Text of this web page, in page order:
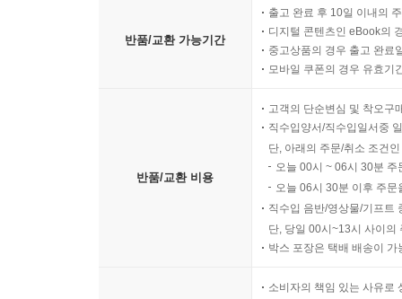
반품/교환 가능기간
출고 완료 후 10일 이내의
디지털 콘텐츠인 eBook의
중고상품의 경우 출고 완료
모바일 쿠폰의 경우 유효기
반품/교환 비용
고객의 단순변심 및 착오구
직수입양서/직수입일서중
단, 아래의 주문/취소 조건
오늘 00시 ~ 06시 30분
오늘 06시 30분 이후 주
직수입 음반/영상물/기프트
단, 당일 00시~13시 사이의
박스 포장은 택배 배송이
소비자의 책임 있는 사유로